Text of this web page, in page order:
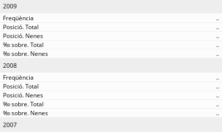
2009
..
..
..
..
..
2008
..
..
..
..
..
2007